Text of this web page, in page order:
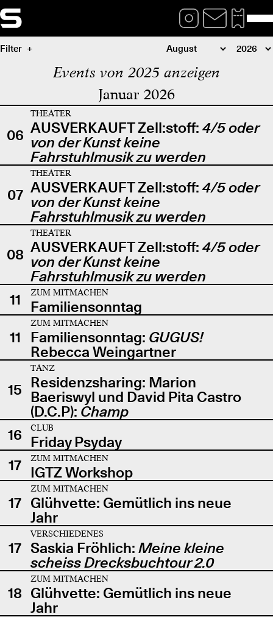
Filter
Events von 2025 anzeigen
Januar 2026
06
THEATER
AUSVERKAUFT Zell:stoff: 4/5 oder
von der Kunst keine
Fahrstuhlmusik zu werden
07
THEATER
AUSVERKAUFT Zell:stoff: 4/5 oder
von der Kunst keine
Fahrstuhlmusik zu werden
08
THEATER
AUSVERKAUFT Zell:stoff: 4/5 oder
von der Kunst keine
Fahrstuhlmusik zu werden
11
ZUM MITMACHEN
Familiensonntag
11
ZUM MITMACHEN
Familiensonntag: GUGUS!
Rebecca Weingartner
15
TANZ
Residenzsharing: Marion
Baeriswyl und David Pita Castro
(D.C.P): Champ
16
CLUB
Friday Psyday
17
ZUM MITMACHEN
IGTZ Workshop
17
ZUM MITMACHEN
Glühvette: Gemütlich ins neue
Jahr
17
VERSCHIEDENES
Saskia Fröhlich: Meine kleine
scheiss Drecksbuchtour 2.0
18
ZUM MITMACHEN
Glühvette: Gemütlich ins neue
Jahr